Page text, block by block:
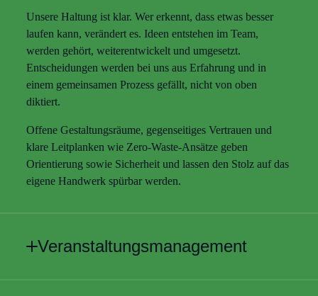
Unsere Haltung ist klar. Wer erkennt, dass etwas besser
laufen kann, verändert es. Ideen entstehen im Team,
werden gehört, weiterentwickelt und umgesetzt.
Entscheidungen werden bei uns aus Erfahrung und in
einem gemeinsamen Prozess gefällt, nicht von oben
diktiert.
Offene Gestaltungsräume, gegenseitiges Vertrauen und
klare Leitplanken wie Zero-Waste-Ansätze geben
Orientierung sowie Sicherheit und lassen den Stolz auf das
eigene Handwerk spürbar werden.
Veranstaltungsmanagement